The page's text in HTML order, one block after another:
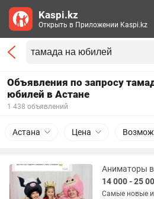
Объявления по запросу
юбилей в Астане
1 438 объявлений
Астана Цена
Аниматоры
14 000 - 25
Самые новые и
Kaspi.kz
Открыть в Приложении Kaspi.kz